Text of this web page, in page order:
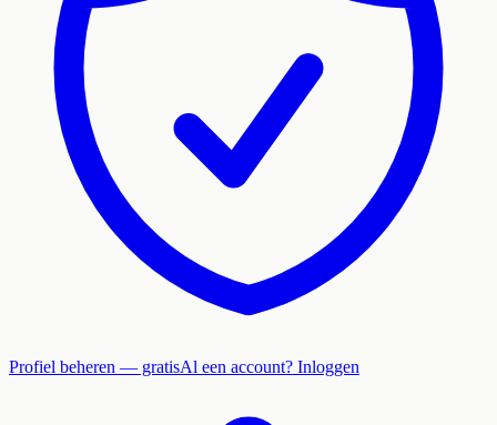
Profiel beheren — gratisAl een account? Inloggen